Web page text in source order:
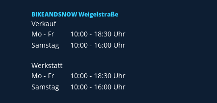
BIKEANDSNOW Weigelstraße
Verkauf
Mo - Fr
10:00 - 18:30 Uhr
Samstag
10:00 - 16:00 Uhr
Werkstatt
Mo - Fr
10:00 - 18:30 Uhr
Samstag
10:00 - 16:00 Uhr